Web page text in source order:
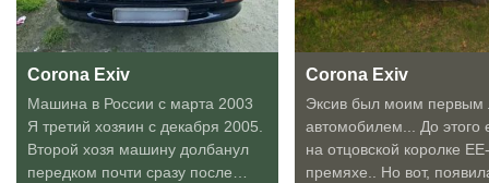
Corona Exiv
Машина в России с марта 2003
Я третий хозяин с декабря 2005.
Второй хозя машину долбанул
передком почти сразу после
Corona Exiv
Эксив был моим первым
автомобилем... До этого
на отцовской королке
премяхе.. Но вот,